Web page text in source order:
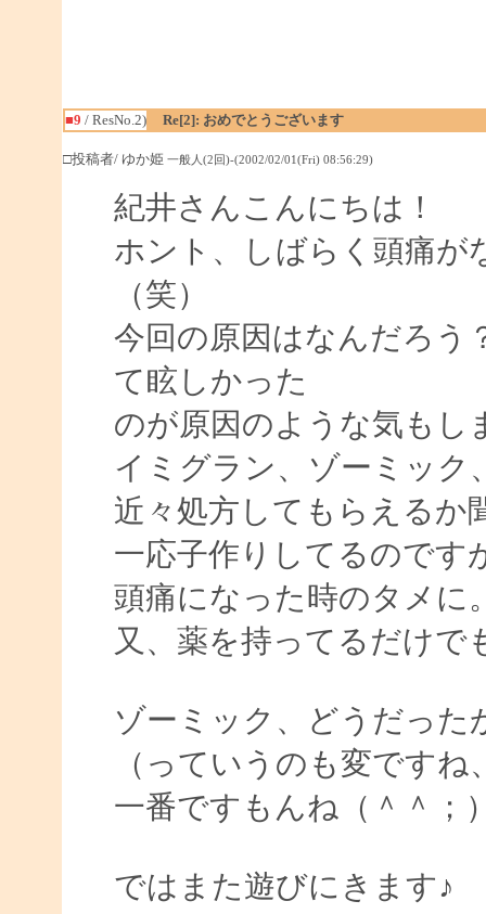
■9 / ResNo.2) Re[2]: おめでとうございます
□投稿者/ ゆか姫 一般人(2回)-(2002/02/01(Fri) 08:56:29)
紀井さんこんにちは！
ホント、しばらく頭痛が
（笑）
今回の原因はなんだろう
て眩しかった
のが原因のような気もし
イミグラン、ゾーミック
近々処方してもらえるか
一応子作りしてるのです
頭痛になった時のタメに
又、薬を持ってるだけで
ゾーミック、どうだった
（っていうのも変です
一番ですもんね（＾＾；
ではまた遊びにきます♪